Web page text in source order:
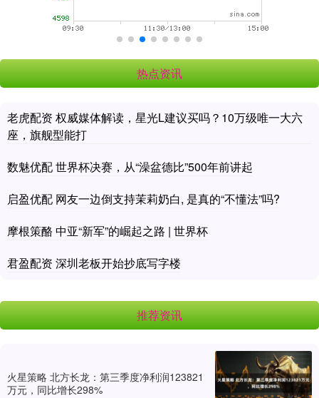
热点资讯
老虎配资 权威媒体解读，星光L建议买吗？10万级唯一大六
座，旗舰型能打
数魅优配 世界杯决赛，从“澡盆德比”500年前讲起
启盈优配 网友一边倒支持茉莉奶白, 是真的“不懂法”吗?
摩根策酪 中亚“新军”的崛起之路 | 世界杯
君盈配资 深圳老板开始抄底写字楼
推荐资讯
火星策略 北方长龙：第三季度净利润123821
万元，同比增长298%